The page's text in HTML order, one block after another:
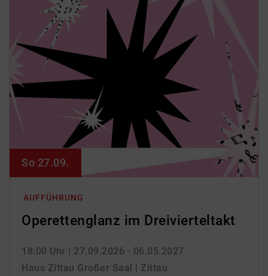
AUFFÜHRUNG
Operettenglanz im Dreivierteltakt
18:00 Uhr | 27.09.2026 - 06.05.2027
Haus Zittau Großer Saal | Zittau
So 27.09.